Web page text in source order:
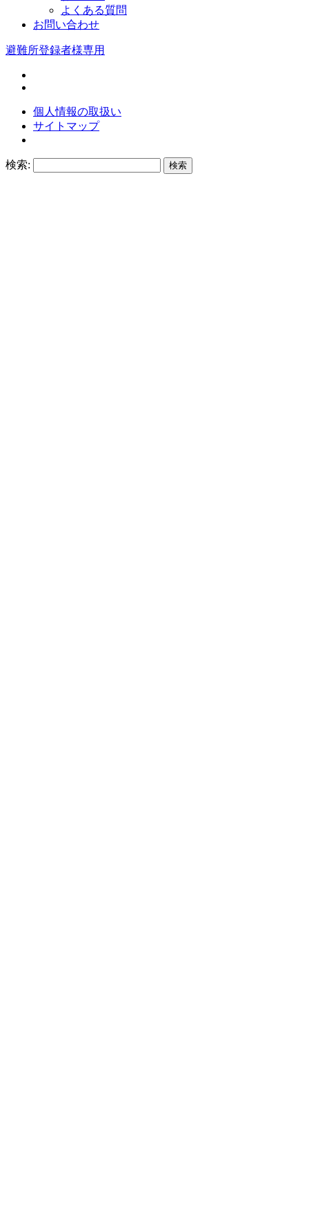
よくある質問
お問い合わせ
避難所登録者様専用
個人情報の取扱い
サイトマップ
検索: